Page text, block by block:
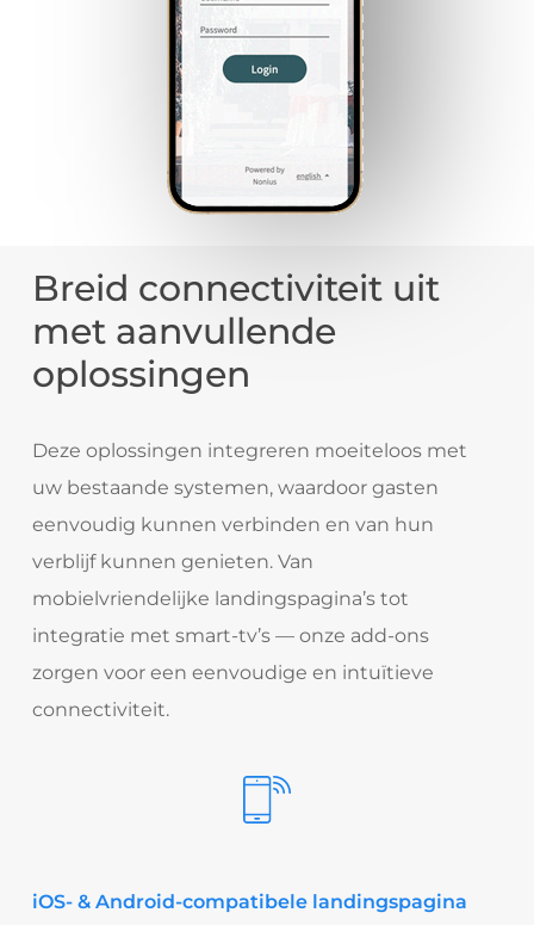
Breid connectiviteit uit
met aanvullende
oplossingen
Deze oplossingen integreren moeiteloos met
uw bestaande systemen, waardoor gasten
eenvoudig kunnen verbinden en van hun
verblijf kunnen genieten. Van
mobielvriendelijke landingspagina’s tot
integratie met smart-tv’s — onze add-ons
zorgen voor een eenvoudige en intuïtieve
connectiviteit.
iOS- & Android-compatibele landingspagina